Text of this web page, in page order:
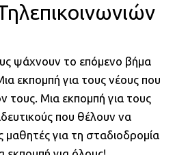
ψάχνουν το επόμενο βήμα
εκπομπή για τους νέους που
τους. Μια εκπομπή για τους
που θέλουν να
για τη σταδιοδρομία